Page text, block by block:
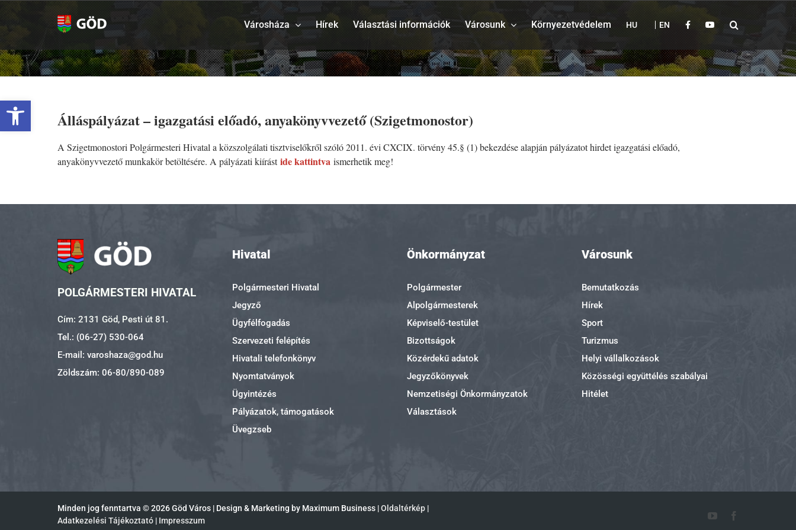
Eszköztár megnyitása
Városháza Hírek Választási információk Városunk Környezetvédelem HU EN
Álláspályázat – igazgatási előadó, anyakönyvvezető (Szigetmonostor)
A Szigetmonostori Polgármesteri Hivatal a közszolgálati tisztviselőkről szóló 2011. évi CXCIX. törvény 45.§ (1) bekezdése alapján pályázatot hirdet igazgatási előadó,
anyakönyvvezető munkakör betöltésére. A pályázati kiírástide kattintva ismerhetik meg!
POLGÁRMESTERI HIVATAL
Cím: 2131 Göd, Pesti út 81.
Tel.: (06-27) 530-064
E-mail: varoshaza@god.hu
Zöldszám: 06-80/890-089
Hivatal
Polgármesteri Hivatal
Jegyző
Ügyfélfogadás
Szervezeti felépítés
Hivatali telefonkönyv
Nyomtatványok
Ügyintézés
Pályázatok, támogatások
Üvegzseb
Önkormányzat
Polgármester
Alpolgármesterek
Képviselő-testület
Bizottságok
Közérdekű adatok
Jegyzőkönyvek
Nemzetiségi Önkormányzatok
Választások
Városunk
Bemutatkozás
Hírek
Sport
Turizmus
Helyi vállalkozások
Közösségi együttélés szabályai
Hitélet
Minden jog fenntartva ©2026 Göd Város | Design & Marketing by Maximum Business |Oldaltérkép |
Adatkezelési Tájékoztató | Impresszum
YouTube